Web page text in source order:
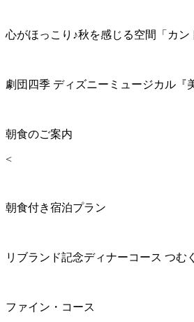
心がほっこり♪秋を感じる空間「カン
劇団四季 ディズニーミュージカル『
朝食のご案内
<
朝食付き宿泊プラン
リブランド記念ディナーコース つむ
ファイン・コース